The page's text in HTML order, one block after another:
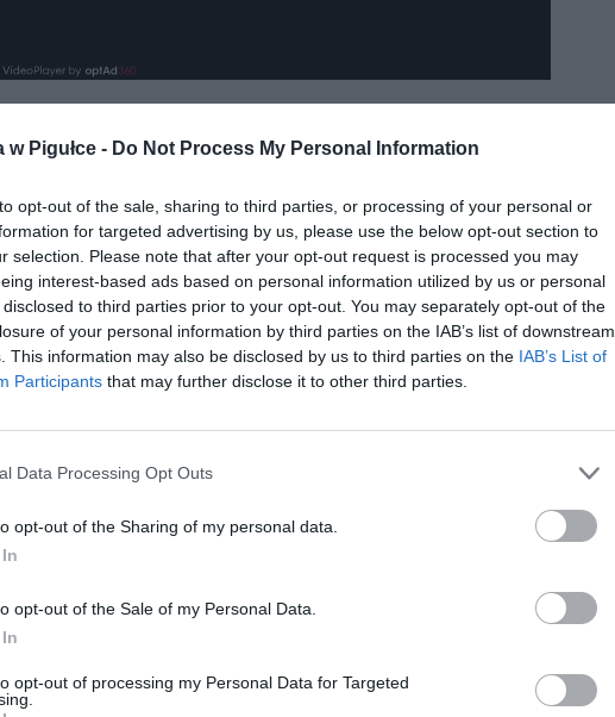
w Pigułce - Do Not Process My Personal Information
opt-out of the sale, sharing to third parties, or processing of your personal or
for targeted advertising by us, please use the below opt-out section to
selection. Please note that after your opt-out request is processed you may
interest-based ads based on personal information utilized by us or personal
to third parties prior to your opt-out. You may separately opt-out of the
of your personal information by third parties on the IAB’s list of downstream
This information may also be disclosed by us to third parties on the IAB’s List of
Participants that may further disclose it to other third parties.
Data Processing Opt Outs
opt-out of the Sharing of my personal data.
opt-out of the Sale of my Personal Data.
opt-out of processing my Personal Data for Targeted
ad
nas do preferowanych źródeł w Google Dodaj
wiadomość. Prokuratura Krajowa zajmuje się sprawą naszego apelu ws.
Międlar (@jacekmiedlar)